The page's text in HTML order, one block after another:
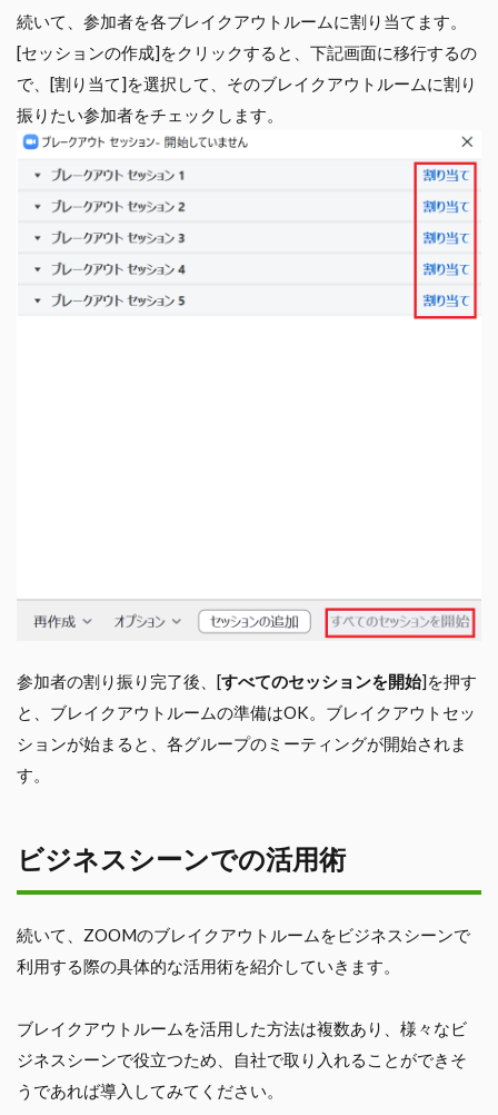
続いて、参加者を各ブレイクアウトルームに割り当てます。
[セッションの作成]をクリックすると、下記画面に移行するの
で、[割り当て]を選択して、そのブレイクアウトルームに割り
振りたい参加者をチェックします。
参加者の割り振り完了後、[すべてのセッションを開始]を押す
と、ブレイクアウトルームの準備はOK。ブレイクアウトセッ
ションが始まると、各グループのミーティングが開始されま
す。
ビジネスシーンでの活用術
続いて、ZOOMのブレイクアウトルームをビジネスシーンで
利用する際の具体的な活用術を紹介していきます。
ブレイクアウトルームを活用した方法は複数あり、様々なビ
ジネスシーンで役立つため、自社で取り入れることができそ
うであれば導入してみてください。